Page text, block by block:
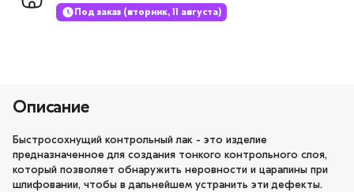
Под заказ (вторник, 11 августа)
Описание
Быстросохнущий контрольный лак - это изделие
предназначенное для создания тонкого контрольного слоя,
который позволяет обнаружить неровности и царапины при
шлифовании, чтобы в дальнейшем устранить эти дефекты.